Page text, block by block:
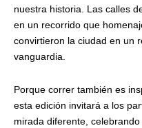
nuestra historia. Las calles
en un recorrido que
convirtieron la ciudad en un
vanguardia.
Porque correr también es
esta edición invitará a los
mirada diferente,